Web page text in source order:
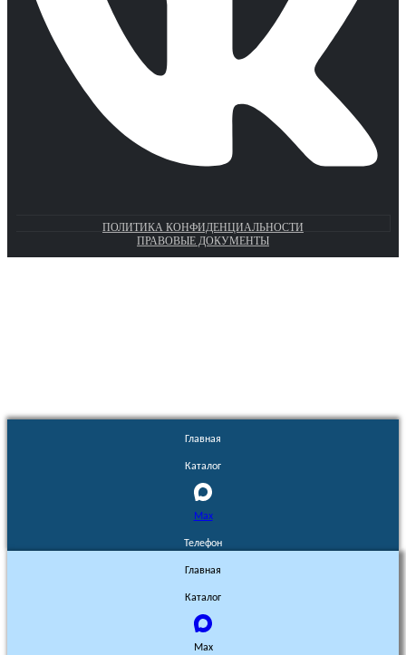
ПОЛИТИКА КОНФИДЕНЦИАЛЬНОСТИ
ПРАВОВЫЕ ДОКУМЕНТЫ
Главная
Каталог
Max
Телефон
Главная
Каталог
Max